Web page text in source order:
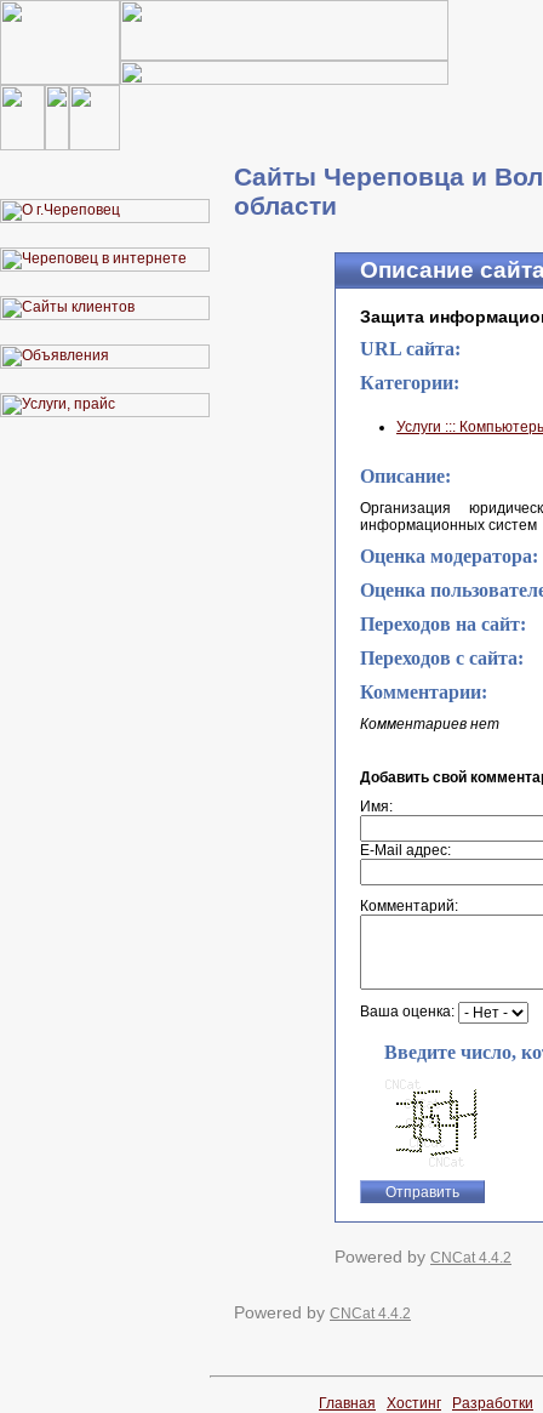
Сайты Череповца и
области
Описание
Защита
URL сайта:
Категории:
Услуги :::
Описание:
Организация
информационных систем
Оценка модератора:
Оценка
Переходов на сайт:
Переходов с сайта:
Комментарии:
Комментариев нет
Добавить свой
Имя:
E-Mail адрес:
Комментарий:
Ваша оценка:
Введите число,
Powered by CNCat 4.4.2
Powered by CNCat 4.4.2
Главная Хостинг Разработки